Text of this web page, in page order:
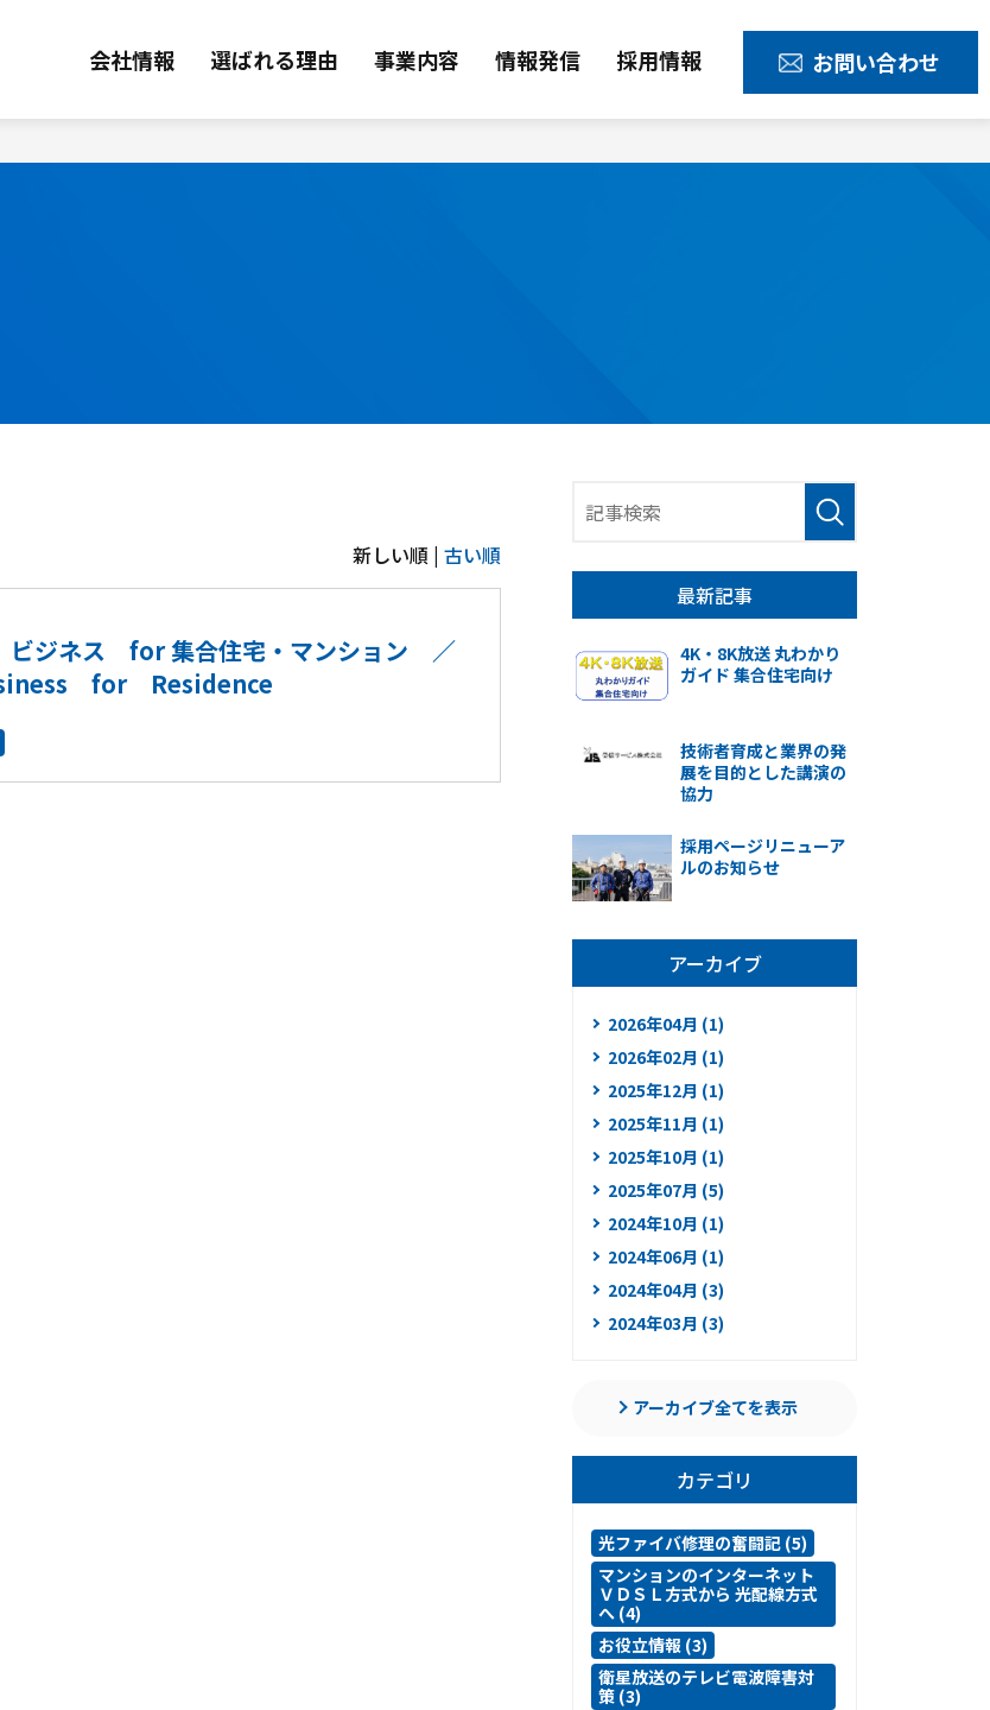
会社情報 選ばれる理由 事業内容 情報発信 採用情報 お問い合わせ
新しい順 | 古い順
ビジネス for 集合住宅・マンション ／
for Residence
最新記事
4K・8K放送 丸わかり
ガイド 集合住宅向け
技術者育成と業界の発
展を目的とした講演の
協力
採用ページリニューア
ルのお知らせ
アーカイブ
2026年04月 (1)
2026年02月 (1)
2025年12月 (1)
2025年11月 (1)
2025年10月 (1)
2025年07月 (5)
2024年10月 (1)
2024年06月 (1)
2024年04月 (3)
2024年03月 (3)
アーカイブ全てを表示
カテゴリ
光ファイバ修理の奮闘記 (5)
マンションのインターネット
ＶＤＳＬ方式から 光配線方式
へ (4)
お役立情報 (3)
衛星放送のテレビ電波障害対
策 (3)